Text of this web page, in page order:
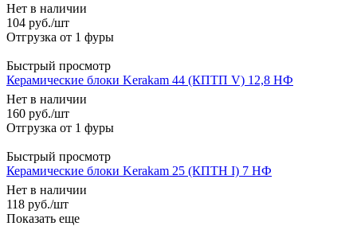
Нет в наличии
104 руб./шт
Быстрый просмотр
Керамические блоки Kerakam 44 (КПТП V) 12,8 НФ
Нет в наличии
160 руб./шт
Быстрый просмотр
Керамические блоки Kerakam 25 (КПТН I) 7 НФ
Нет в наличии
118 руб./шт
Показать еще